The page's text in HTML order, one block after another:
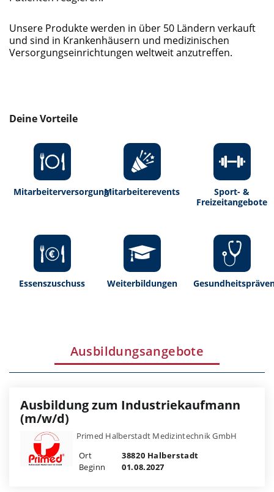
Unsere Produkte werden in über 50 Ländern verkauft
und sind in Krankenhäusern und medizinischen
Versorgungseinrichtungen weltweit anzutreffen.
Deine Vorteile
MitarbeiterversorgungMitarbeiterevents
Sport- &
Freizeitangebote
Essenszuschuss Weiterbildungen
Ausbildungsangebote
Ausbildung zum Industriekaufmann
(m/w/d)
Primed Halberstadt Medizintechnik GmbH
Ort
38820 Halberstadt
Beginn
01.08.2027